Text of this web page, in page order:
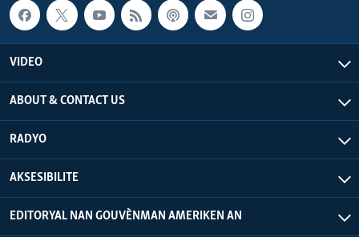
VIDEO
ABOUT & CONTACT US
RADYO
AKSESIBILITE
EDITORYAL NAN GOUVÈNMAN AMERIKEN AN